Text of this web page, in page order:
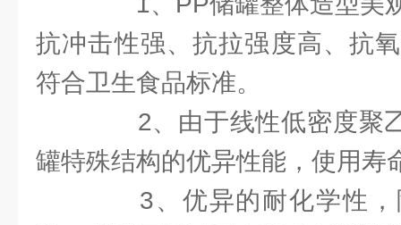
抗冲击性强、抗拉强度高、抗
符合卫生食品标准。
2、由于线性低密度聚
罐特殊结构的优异性能，使用寿
3、优异的耐化学性，